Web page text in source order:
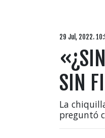
29 Jul, 2022.
SIN
La
preguntó